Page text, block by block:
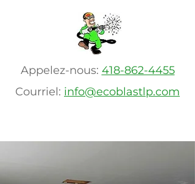
Appelez-nous: 418-862-4455
Courriel: info@ecoblastlp.com